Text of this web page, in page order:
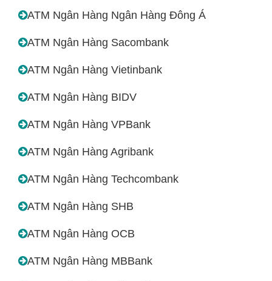
ATM Ngân Hàng Ngân Hàng Đông Á
ATM Ngân Hàng Sacombank
ATM Ngân Hàng Vietinbank
ATM Ngân Hàng BIDV
ATM Ngân Hàng VPBank
ATM Ngân Hàng Agribank
ATM Ngân Hàng Techcombank
ATM Ngân Hàng SHB
ATM Ngân Hàng OCB
ATM Ngân Hàng MBBank